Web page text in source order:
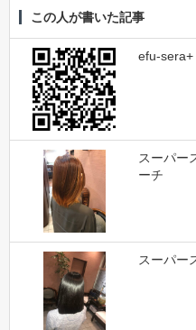
この人が書いた記事
efu-sera+
スーパー
ーチ
スーパー